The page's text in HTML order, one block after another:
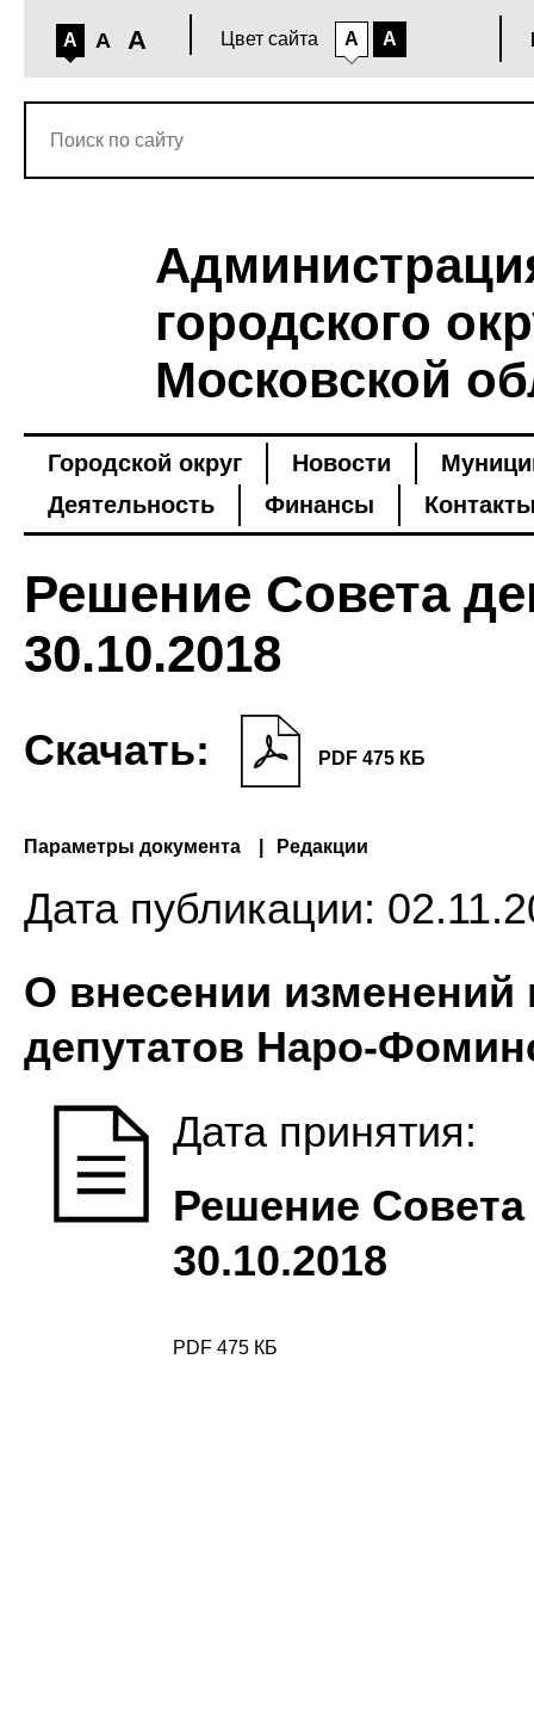
A A A Цвет сайта A A
городского
Московской
Городской округ Новости
Деятельность
Финансы
Решение Совета
30.10.2018
Скачать: PDF 475 КБ
Параметры документа Редакции
Дата публикации:
О внесении
депутатов Наро-
Дата принятия:
Решение
30.10.2018
PDF 475 КБ